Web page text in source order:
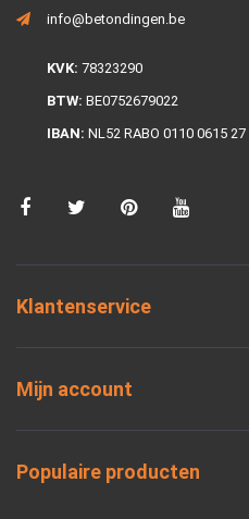
info@betondingen.be
KVK: 78323290
BTW: BE0752679022
IBAN: NL52 RABO 0110 0615 27
Klantenservice
Mijn account
Populaire producten